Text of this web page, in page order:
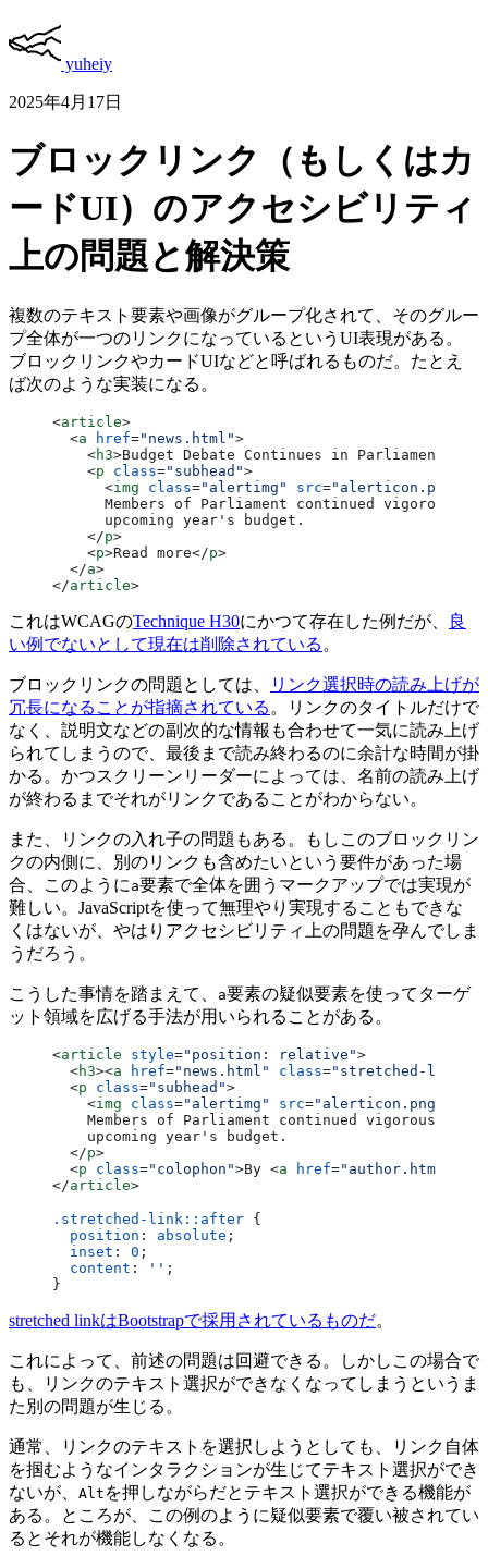
yuheiy
2025年4月17日
ブロックリンク（もしくはカ
ードUI）のアクセシビリティ
上の問題と解決策
複数のテキスト要素や画像がグループ化されて、そのグルー
プ全体が一つのリンクになっているというUI表現がある。
ブロックリンクやカードUIなどと呼ばれるものだ。たとえ
ば次のような実装になる。
<article>
  <
a href="news.html">
    <
h3>Budget Debate Continues in Parliament</
    <
p class="subhead">
      <
img class="alertimg" src="alerticon.png"
Members of Parliament continued vigorous
      upcoming year's budget.
    </
p>
    <
p>Read more</p>
  </
a>
</article>
これはWCAGのTechnique H30にかつて存在した例だが、
良
い例でないとして現在は削除されている 。
ブロックリンクの問題としては、
リンク選択時の読み上げが
冗長になることが指摘されている 。リンクのタイトルだけで
なく、説明文などの副次的な情報も合わせて一気に読み上げ
られてしまうので、最後まで読み終わるのに余計な時間が掛
かる。かつスクリーンリーダーによっては、名前の読み上げ
が終わるまでそれがリンクであることがわからない。
また、リンクの入れ子の問題もある。もしこのブロックリン
クの内側に、別のリンクも含めたいという要件があった場
合、このように a要素で全体を囲うマークアップでは実現が
難しい。JavaScriptを使って無理やり実現することもできな
くはないが、やはりアクセシビリティ上の問題を孕んでしま
うだろう。
こうした事情を踏まえて、 a要素の疑似要素を使ってターゲ
ット領域を広げる手法が用いられることがある。
<article style="position: relative">
  <
h3><a href="news.html" class="stretched-link"
  <
p class="subhead">
    <
img class="alertimg" src="alerticon.png"
Members of Parliament continued vigorous
    upcoming year's budget.
  </
p>
  <
p class="colophon">By <a href="author.html"
</article>
.stretched-link::after {
  position
: absolute ;
  inset
: 0 ;
  content
: '' ;
}
stretched linkはBootstrapで採用されているものだ。
これによって、前述の問題は回避できる。しかしこの場合で
も、リンクのテキスト選択ができなくなってしまうというま
た別の問題が生じる。
通常、リンクのテキストを選択しようとしても、リンク自体
を掴むようなインタラクションが生じてテキスト選択ができ
ないが、 Alt を押しながらだとテキスト選択ができる機能が
ある。ところが、この例のように疑似要素で覆い被されてい
るとそれが機能しなくなる。